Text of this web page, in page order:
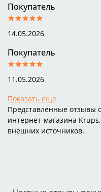
Покупатель
14.05.2026
Покупатель
11.05.2026
Показать еще
Представленные отзывы
интернет-магазина
внешних источников.